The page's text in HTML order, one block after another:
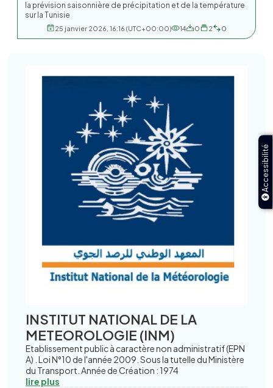
Accessibilité
la prévision saisonnière de précipitation et de la température
sur la Tunisie
25 janvier 2026, 16:16 (UTC+00:00) 14 0 2 0
INSTITUT NATIONAL DE LA
METEOROLOGIE (INM)
Etablissement public à caractère non administratif (EPN
A) . Loi N°10 de l'année 2009. Sous la tutelle du Ministère
du Transport. Année de Création : 1974
lire plus